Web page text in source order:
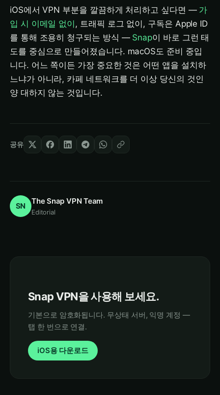
iOS에서 VPN 부분을 깔끔하게 처리하고 싶다면 — 가
입 시 이메일 없이 , 트래픽 로그 없이, 구독은 Apple ID
를 통해 조용히 청구되는 방식 — Snap이 바로 그런 태
도를 중심으로 만들어졌습니다. macOS도 준비 중입
니다. 어느 쪽이든 가장 중요한 것은 어떤 앱을 설치하
느냐가 아니라, 카페 네트워크를 더 이상 당신의 것인
양 대하지 않는 것입니다.
공유
SN
The Snap VPN Team
Editorial
Snap VPN을 사용해 보세요.
기본으로 암호화됩니다. 무상태 서버, 익명 계정 —
탭 한 번으로 연결.
iOS용 다운로드